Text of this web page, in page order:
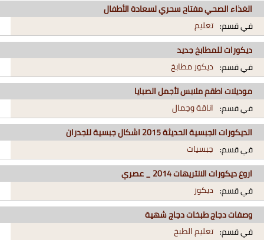
الغذاء الصحي مفتاح سحري لسعادة الأطفال
في قسم: تعليم
ديكورات للمطابخ جديد
في قسم: ديكور مطابخ
‪موديلات اطقم ملابس لأجمل الصبايا
في قسم: اناقة وجمال
الديكورات الجبسية الحديثة 2015 اشكال جبسية للجدران
في قسم: جبسيات
اروع ديكورات الانتريهات 2014 _ عصري
في قسم: ديكور
وصفات دجاج طبخات دجاج شهية
في قسم: تعليم الطبخ